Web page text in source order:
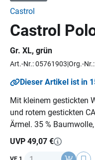
Castrol
Castrol
Gr. XL, grün
Art.-Nr.: 05761903 Org.-
Dieser Artikel ist in
Mit kleinem gestickten
und rotem gestickten
Ärmel. 35 %
UVP 49,07 €
Anzahl